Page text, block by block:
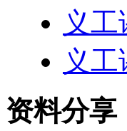
义
义
资料分享